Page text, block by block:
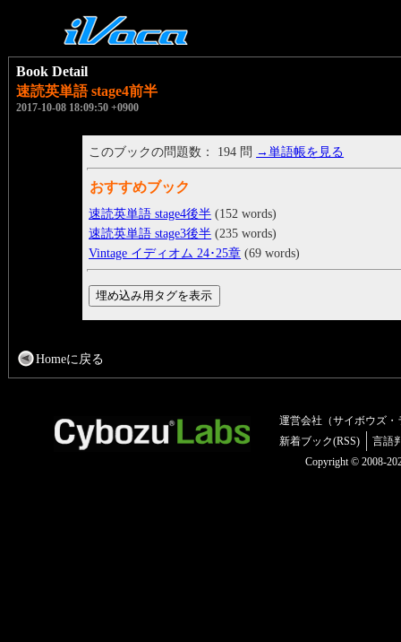
Book Detail
速読英単語 stage4前半
2017-10-08 18:09:50 +0900
このブックの問題数： 194 問 →単語帳を見る
おすすめブック
速読英単語 stage4後半 (152 words)
速読英単語 stage3後半 (235 words)
Vintage イディオム 24･25章 (69 words)
Homeに戻る
運営会社（サイボウズ・
新着ブック(RSS)
言語
Copyright © 2008-